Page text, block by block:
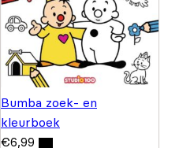
Bumba zoek- en
kleurboek
€6,99